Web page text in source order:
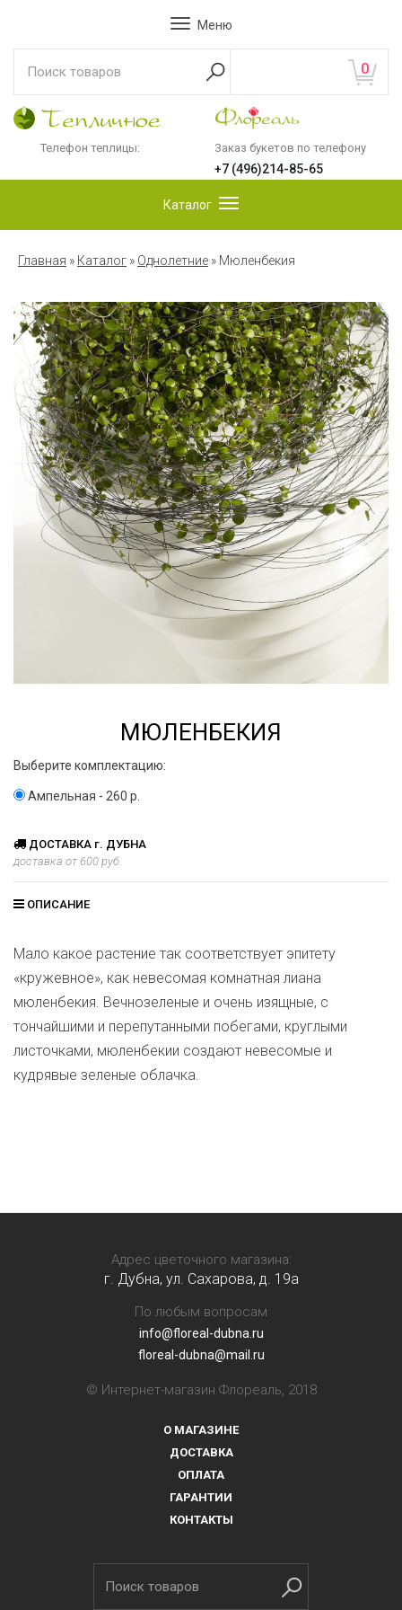
Меню
0
Телефон теплицы: Заказ букетов по телефону
+7 (496)214-85-65
Каталог
Главная » Каталог » Однолетние » Мюленбекия
МЮЛЕНБЕКИЯ
Выберите комплектацию:
Ампельная - 260 р.
ДОСТАВКА г. ДУБНА
доставка от 600 руб.
ОПИСАНИЕ
Мало какое растение так соответствует эпитету
«кружевное», как невесомая комнатная лиана
мюленбекия. Вечнозеленые и очень изящные, с
тончайшими и перепутанными побегами, круглыми
листочками, мюленбекии создают невесомые и
кудрявые зеленые облачка.
Адрес цветочного магазина:
г. Дубна, ул. Сахарова, д. 19a
По любым вопросам
info@floreal-dubna.ru
floreal-dubna@mail.ru
© Интернет-магазин Флореаль, 2018
О МАГАЗИНЕ
ДОСТАВКА
ОПЛАТА
ГАРАНТИИ
КОНТАКТЫ